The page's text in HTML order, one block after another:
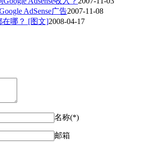
AdSense广告2007-11-08
在哪？ [图文]2008-04-17
名称(*)
邮箱